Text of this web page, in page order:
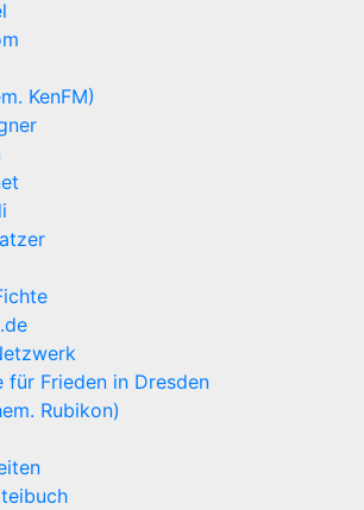
KenFM)
für Frieden in Dresden
Rubikon)